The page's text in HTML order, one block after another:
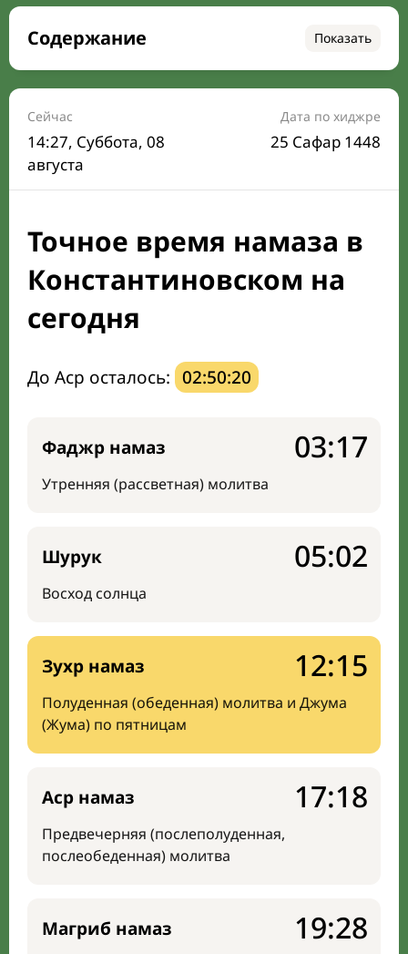
Содержание Показать
Время намаза на сегодня
Расписание на месяц
Время Сухура и Ифтара на сегодня
Календарь рамадана
Направление киблы
Сейчас
14:27, Суббота, 08
августа
Дата по хиджре
25 Сафар 1448
Точное время намаза в
Константиновском на
сегодня
До Аср осталось: 02:50:19
Фаджр намаз
Утренняя (рассветная) молитва
03:17
Шурук
Восход солнца
05:02
Зухр намаз
Полуденная (обеденная) молитва и Джума
(Жума) по пятницам
12:15
Аср намаз
Предвечерняя (послеполуденная,
послеобеденная) молитва
17:18
Магриб намаз 19:28